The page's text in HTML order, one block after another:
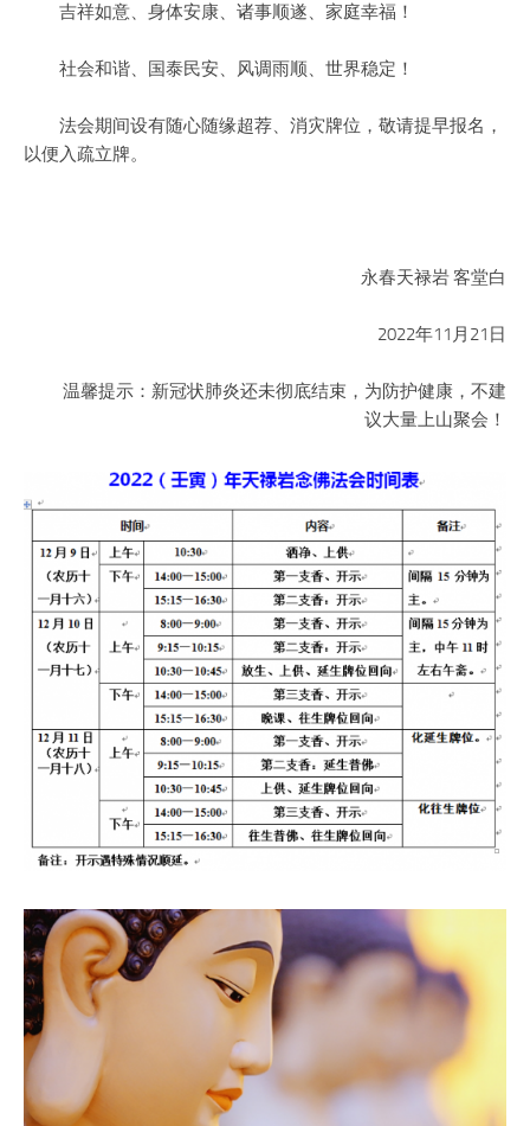
吉祥如意、身体安康、诸事顺遂、家庭幸福！
社会和谐、国泰民安、风调雨顺、世界稳定！
法会期间设有随心随缘超荐、消灾牌位，敬请提早报名，
以便入疏立牌。
永春天禄岩 客堂白
2022年11月21日
温馨提示：新冠状肺炎还未彻底结束，为防护健康，不建
议大量上山聚会！